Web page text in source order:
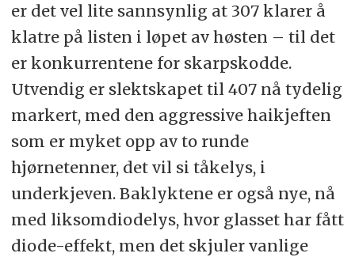
er det vel lite sannsynlig at 307 klarer å
klatre på listen i løpet av høsten – til det
er konkurrentene for skarpskodde.
Utvendig er slektskapet til 407 nå tydelig
markert, med den aggressive haikjeften
som er myket opp av to runde
hjørnetenner, det vil si tåkelys, i
underkjeven. Baklyktene er også nye, nå
med liksomdiodelys, hvor glasset har fått
diode-effekt, men det skjuler vanlige